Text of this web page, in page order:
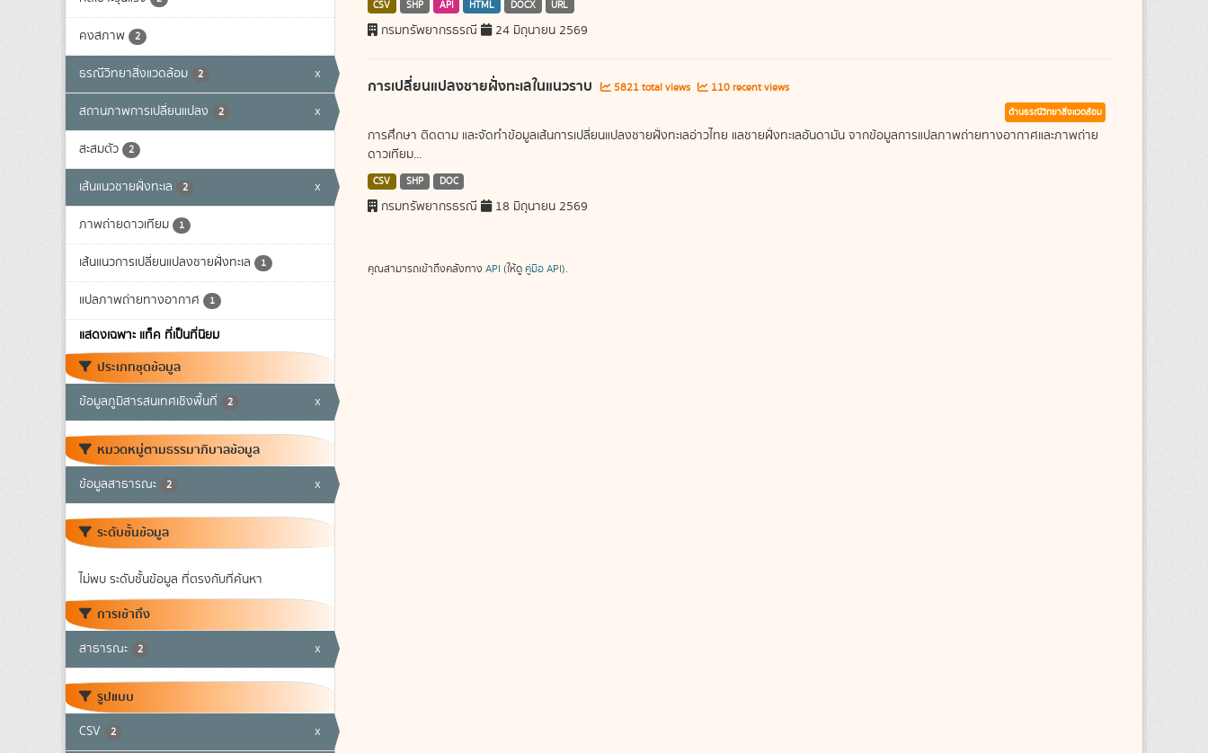
คงสภาพ 2
ธรณีวิทยาสิ่งแวดล้อม 2 x
สถานภาพการเปลี่ยนแปลง 2 x
สะสมตัว 2
เส้นแนวชายฝั่งทะเล 2 x
ภาพถ่ายดาวเทียม 1
เส้นแนวการเปลี่ยนแปลงชายฝั่งทะเล 1
แปลภาพถ่ายทางอากาศ 1
แสดงเฉพาะ แท็ค ที่เป็นที่นิยม
ประเภทชุดข้อมูล
ข้อมูลภูมิสารสนเทศเชิงพื้นที่ 2 x
หมวดหมู่ตามธรรมาภิบาลข้อมูล
ข้อมูลสาธารณะ 2 x
ระดับชั้นข้อมูล
ไม่พบ ระดับชั้นข้อมูล ที่ตรงกับที่ค้นหา
การเข้าถึง
สาธารณะ 2 x
รูปแบบ
CSV 2 x
CSV SHP API HTML DOCX URL
กรมทรัพยากรธรณี 24 มิถุนายน 2569
การเปลี่ยนแปลงชายฝั่งทะเลในแนวราบ 5821 total views 110 recent views
ด้านธรณีวิทยาสิ่งแวดล้อม
การศึกษา ติดตาม และจัดทำข้อมูลเส้นการเปลี่ยนแปลงชายฝั่งทะเลอ่าวไทย แลชายฝั่งทะเลอันดามัน จากข้อมูลการแปลภาพถ่ายทางอากาศและภาพถ่าย
ดาวเทียม...
CSV SHP DOC
กรมทรัพยากรธรณี 18 มิถุนายน 2569
คุณสามารถเข้าถึงคลังทาง API (ให้ดู คู่มือ API).